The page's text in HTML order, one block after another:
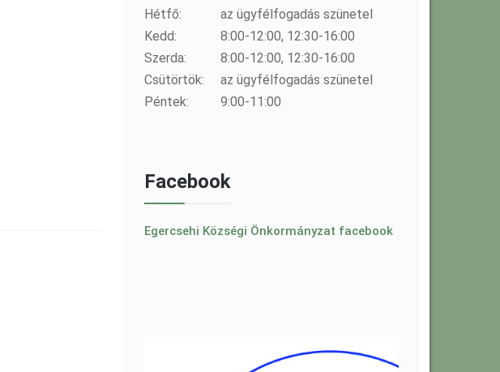
Hétfő:
az ügyfélfogadás szünetel
Kedd:
8:00-12:00, 12:30-16:00
Szerda:
8:00-12:00, 12:30-16:00
Csütörtök:
az ügyfélfogadás szünetel
Péntek:
9:00-11:00
Facebook
Egercsehi Községi Önkormányzat facebook